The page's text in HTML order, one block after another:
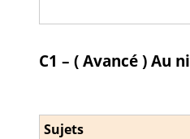
C1 – ( Avancé ) Au
Sujets